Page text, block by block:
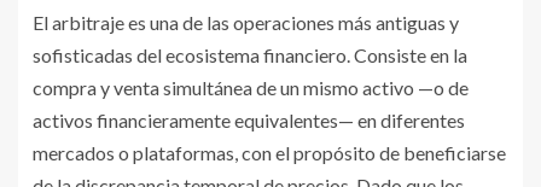
El arbitraje es una de las operaciones más antiguas y
sofisticadas del ecosistema financiero. Consiste en la
compra y venta simultánea de un mismo activo —o de
activos financieramente equivalentes— en diferentes
mercados o plataformas, con el propósito de beneficiarse